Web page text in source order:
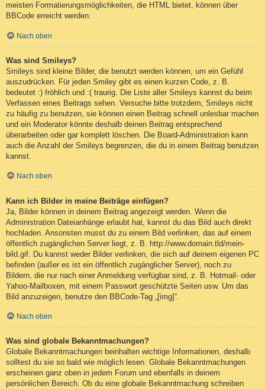
meisten Formatierungsmöglichkeiten, die HTML bietet, können über
BBCode erreicht werden.
Nach oben
Was sind Smileys?
Smileys sind kleine Bilder, die benutzt werden können, um ein Gefühl
auszudrücken. Für jeden Smiley gibt es einen kurzen Code, z. B.
bedeutet :) fröhlich und :( traurig. Die Liste aller Smileys kannst du beim
Verfassen eines Beitrags sehen. Versuche bitte trotzdem, Smileys nicht
zu häufig zu benutzen, sie können einen Beitrag schnell unlesbar machen
und ein Moderator könnte deshalb deinen Beitrag entsprechend
überarbeiten oder gar komplett löschen. Die Board-Administration kann
auch die Anzahl der Smileys begrenzen, die du in einem Beitrag benutzen
kannst.
Nach oben
Kann ich Bilder in meine Beiträge einfügen?
Ja, Bilder können in deinem Beitrag angezeigt werden. Wenn die
Administration Dateianhänge erlaubt hat, kannst du das Bild auch direkt
hochladen. Ansonsten musst du zu einem Bild verlinken, das auf einem
öffentlich zugänglichen Server liegt, z. B. http://www.domain.tld/mein-
bild.gif. Du kannst weder Bilder verlinken, die sich auf deinem eigenen PC
befinden (außer es ist ein öffentlich zugänglicher Server), noch zu
Bildern, die nur nach einer Anmeldung verfügbar sind, z. B. Hotmail- oder
Yahoo-Mailboxen, mit einem Passwort geschützte Seiten usw. Um das
Bild anzuzeigen, benutze den BBCode-Tag „[img]“.
Nach oben
Was sind globale Bekanntmachungen?
Globale Bekanntmachungen beinhalten wichtige Informationen, deshalb
solltest du sie so bald wie möglich lesen. Globale Bekanntmachungen
erscheinen ganz oben in jedem Forum und ebenfalls in deinem
persönlichen Bereich. Ob du eine globale Bekanntmachung schreiben